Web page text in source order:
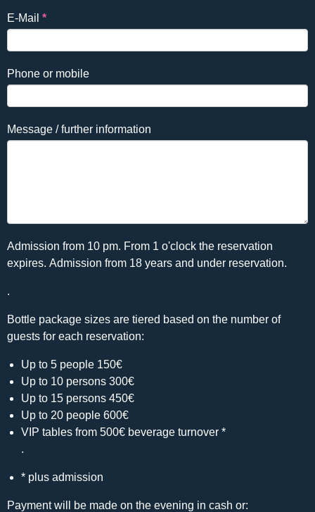
E-Mail *
Phone or mobile
Message / further information
Admission from 10 pm. From 1 o'clock the reservation
expires. Admission from 18 years and under reservation.
.
Bottle package sizes are tiered based on the number of
guests for each reservation:
Up to 5 people 150€
Up to 10 persons 300€
Up to 15 persons 450€
Up to 20 people 600€
VIP tables from 500€ beverage turnover *
.
* plus admission
Payment will be made on the evening in cash or: